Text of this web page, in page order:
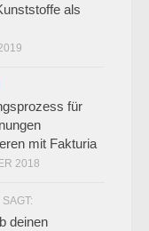
als
für
mit Fakturia
2018
deinen